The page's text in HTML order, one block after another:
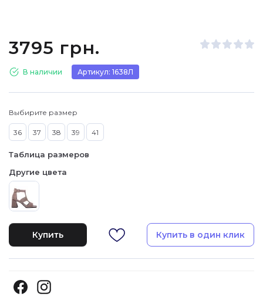
3795 грн.
В наличии Артикул: 1638Л
Выбирите размер
36 37 38 39 41
Таблица размеров
Другие цвета
Купить Купить в один клик